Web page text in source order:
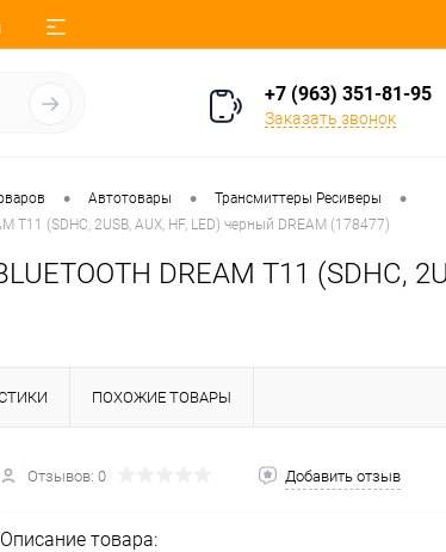
+7 (963) 351-81-95
Заказать звонок
• Автотовары • Трансмиттеры Ресиверы •
T11 (SDHC, 2USB, AUX, HF, LED) черный DREAM (178477)
DREAM T11 (SDHC,
ПОХОЖИЕ ТОВАРЫ
Отзывов: 0 Добавить отзыв
Описание товара: